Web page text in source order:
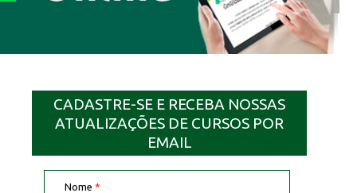
CADASTRE-SE E RECEBA NOSSAS
ATUALIZAÇÕES DE CURSOS POR
EMAIL
Nome *